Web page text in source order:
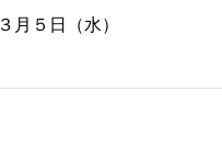
３月５日（水）